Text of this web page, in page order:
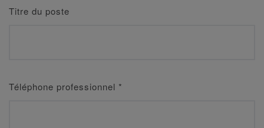
Titre du poste
Téléphone professionnel *